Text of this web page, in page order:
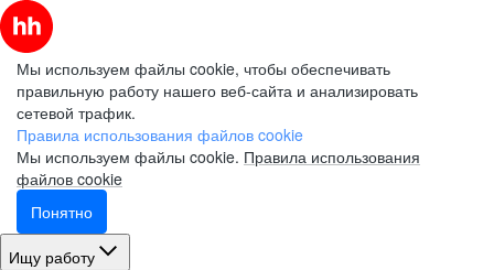
Мы используем файлы cookie, чтобы обеспечивать
правильную работу нашего веб-сайта и анализировать
сетевой трафик.
Правила использования файлов cookie
Мы используем файлы cookie. Правила использования
файлов cookie
Понятно
Ищу работу